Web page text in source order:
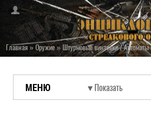
Главная»Оружие» Штурмовые винтовки / Автоматы
МЕНЮ